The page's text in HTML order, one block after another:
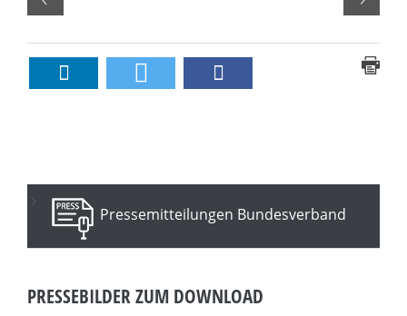
Pressemitteilungen Bundesverband
PRESSEBILDER ZUM DOWNLOAD